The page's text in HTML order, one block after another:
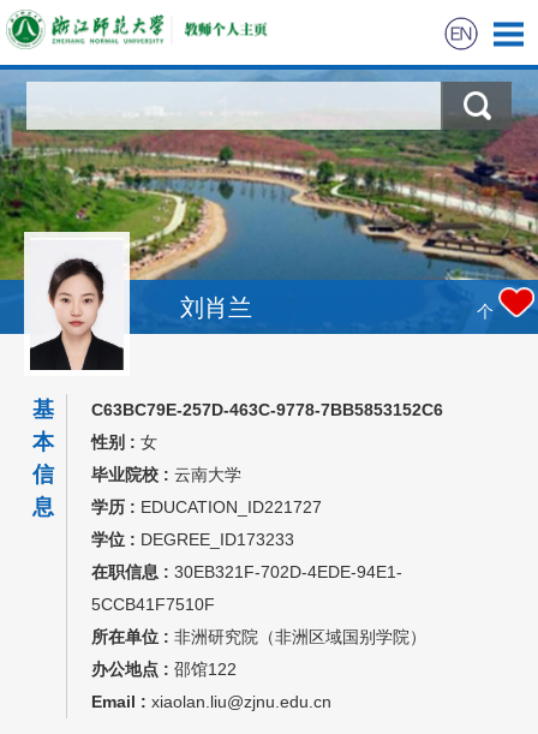
刘肖兰 个
基
本
信
息
C63BC79E-257D-463C-9778-7BB5853152C6
性别 : 女
毕业院校 : 云南大学
学历 : EDUCATION_ID221727
学位 : DEGREE_ID173233
在职信息 : 30EB321F-702D-4EDE-94E1-
5CCB41F7510F
所在单位 : 非洲研究院（非洲区域国别学院）
办公地点 : 邵馆122
Email : xiaolan.liu@zjnu.edu.cn